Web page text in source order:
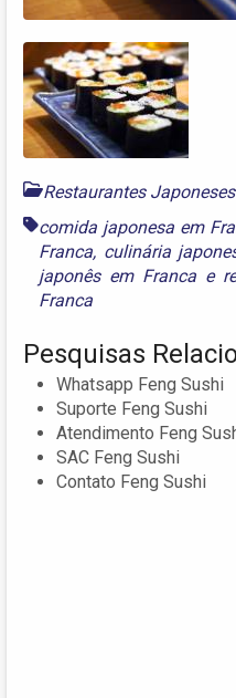
Restaurantes
comida japonesa em
Franca, culinária
japonês em Franca e
Franca
Pesquisas
Whatsapp Feng Sushi
Suporte Feng Sushi
Atendimento Feng
SAC Feng Sushi
Contato Feng Sushi